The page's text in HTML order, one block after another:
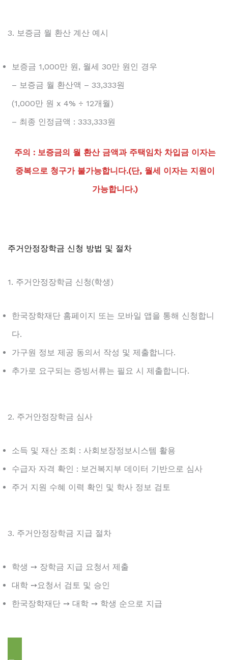
3. 보증금 월 환산 계산 예시
보증금 1,000만 원, 월세 30만 원인 경우
– 보증금 월 환산액 – 33,333원
(1,000만 원 x 4% ÷ 12개월)
– 최종 인정금액 : 333,333원
주의 : 보증금의 월 환산 금액과 주택임차 차입금 이자는
중복으로 청구가 불가능합니다.(단, 월세 이자는 지원이
가능합니다.)
주거안정장학금 신청 방법 및 절차
1. 주거안정장학금 신청(학생)
한국장학재단 홈페이지 또는 모바일 앱을 통해 신청합니
다.
가구원 정보 제공 동의서 작성 및 제출합니다.
추가로 요구되는 증빙서류는 필요 시 제출합니다.
2. 주거안정장학금 심사
소득 및 재산 조회 : 사회보장정보시스템 활용
수급자 자격 확인 : 보건복지부 데이터 기반으로 심사
주거 지원 수혜 이력 확인 및 학사 정보 검토
3. 주거안정장학금 지급 절차
학생 ➙ 장학금 지급 요청서 제출
대학 ➙요청서 검토 및 승인
한국장학재단 ➙ 대학 ➙ 학생 순으로 지급